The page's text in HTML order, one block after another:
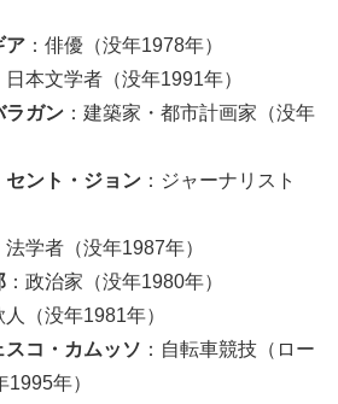
ア ：俳優（没年1978年）
日本文学者（没年1991年）
ラガン ：建築家・都市計画家（没年
セント・ジョン ：ジャーナリスト
法学者（没年1987年）
：政治家（没年1980年）
人（没年1981年）
スコ・カムッソ ：自転車競技（ロー
年）